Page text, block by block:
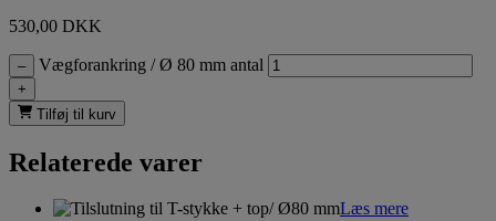
530,00 DKK
– Vægforankring / Ø 80 mm antal
+
Tilføj til kurv
Relaterede varer
Læs mere